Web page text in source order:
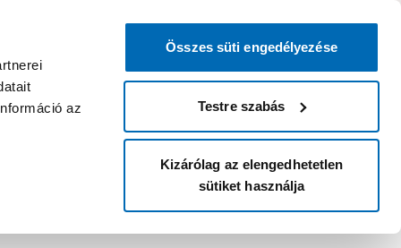
az
Összes süti engedélyezése
Testre szabás
Kizárólag az elengedhetetlen
sütiket használja
bejelentkezni?
Belépés Listáim
Áruházak és szolgáltatások